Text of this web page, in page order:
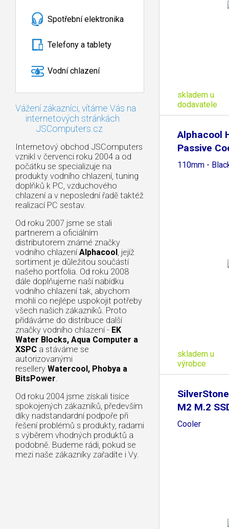
Spotřební elektronika
Telefony a tablety
Vodní chlazení
Vážení zákazníci, vítáme Vás na
internetových stránkách
JSComputers.cz
Internetový obchod JSComputers
vznikl v červenci roku 2004 a od
počátku se specializuje na
produkty vodního chlazení, tuning
doplňků k PC, vzduchového
chlazení a v neposlední řadě taktéž
realizací PC sestav.
Od roku 2007 jsme se stali
partnerem a oficiálním
distributorem známé značky
vodního chlazení Alphacool, jejíž
sortiment je důležitou součástí
našeho portfolia. Od roku 2008
dále doplňujeme naší nabídku
vodního chlazení tak, abychom
mohli co nejlépe uspokojit potřeby
všech našich zákazníků. Proto
přidáváme do distribuce další
značky vodního chlazení - EK
Water Blocks, Aqua Computer a
XSPC a stáváme se
autorizovanými
resellery Watercool, Phobya a
BitsPower.
Od roku 2004 jsme získali tisíce
spokojených zákazníků, především
díky nadstandardní podpoře při
řešení problémů s produkty, radami
s výběrem vhodných produktů a
podobně. Budeme rádi, pokud se
mezi naše zákazníky zařadíte i Vy.
skladem u
dodavatele
Alphacool
Passive
110mm -
skladem u
výrobce
M2 M.2
Cooler